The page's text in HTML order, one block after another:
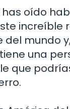
has oído
increíble
del mundo
una
que